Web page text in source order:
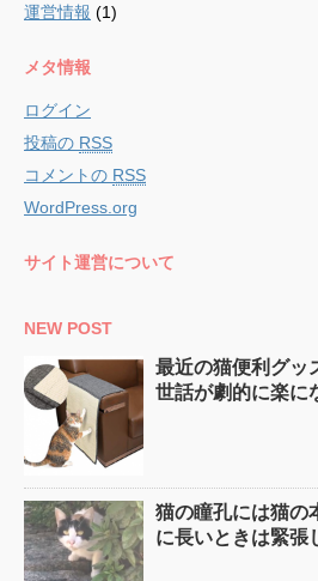
運営情報 (1)
メタ情報
ログイン
投稿の RSS
コメントの RSS
WordPress.org
サイト運営について
NEW POST
最近の猫便利グッ
世話が劇的に楽に
猫の瞳孔には猫の
に長いときは緊張